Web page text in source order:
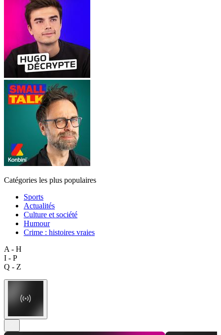
Catégories les plus populaires
Sports
Actualités
Culture et société
Humour
Crime : histoires vraies
A - H
I - P
Q - Z